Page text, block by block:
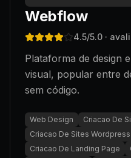
Webflow
4.5/5.0 ·
Plataforma de design
visual, popular entre
sem código.
Web Design Criacao De
Criacao De Sites Wordpress
Criacao De Landing Page